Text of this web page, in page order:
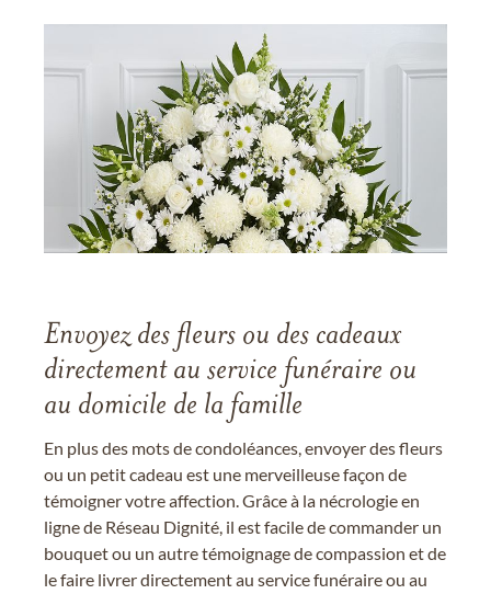
Envoyez des fleurs ou des cadeaux
directement au service funéraire ou
au domicile de la famille
En plus des mots de condoléances, envoyer des fleurs
ou un petit cadeau est une merveilleuse façon de
témoigner votre affection. Grâce à la nécrologie en
ligne de Réseau Dignité, il est facile de commander un
bouquet ou un autre témoignage de compassion et de
le faire livrer directement au service funéraire ou au